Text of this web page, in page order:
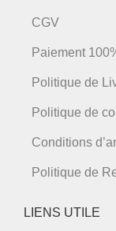
CGV
Paiement
Politique de
Politique de
Conditions
Politique de
LIENS UTILE